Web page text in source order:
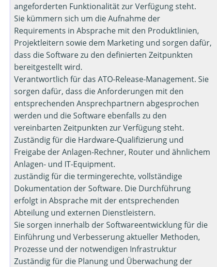
angeforderten Funktionalität zur Verfügung steht.
Sie kümmern sich um die Aufnahme der
Requirements in Absprache mit den Produktlinien,
Projektleitern sowie dem Marketing und sorgen dafür,
dass die Software zu den definierten Zeitpunkten
bereitgestellt wird.
Verantwortlich für das ATO-Release-Management. Sie
sorgen dafür, dass die Anforderungen mit den
entsprechenden Ansprechpartnern abgesprochen
werden und die Software ebenfalls zu den
vereinbarten Zeitpunkten zur Verfügung steht.
Zuständig für die Hardware-Qualifizierung und
Freigabe der Anlagen-Rechner, Router und ähnlichem
Anlagen- und IT-Equipment.
zuständig für die termingerechte, vollständige
Dokumentation der Software. Die Durchführung
erfolgt in Absprache mit der entsprechenden
Abteilung und externen Dienstleistern.
Sie sorgen innerhalb der Softwareentwicklung für die
Einführung und Verbesserung aktueller Methoden,
Prozesse und der notwendigen Infrastruktur
Zuständig für die Planung und Überwachung der